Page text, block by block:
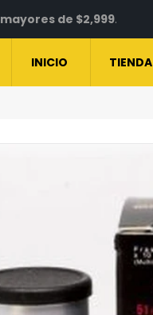
mayores de $2,999.
INICIO TIENDA